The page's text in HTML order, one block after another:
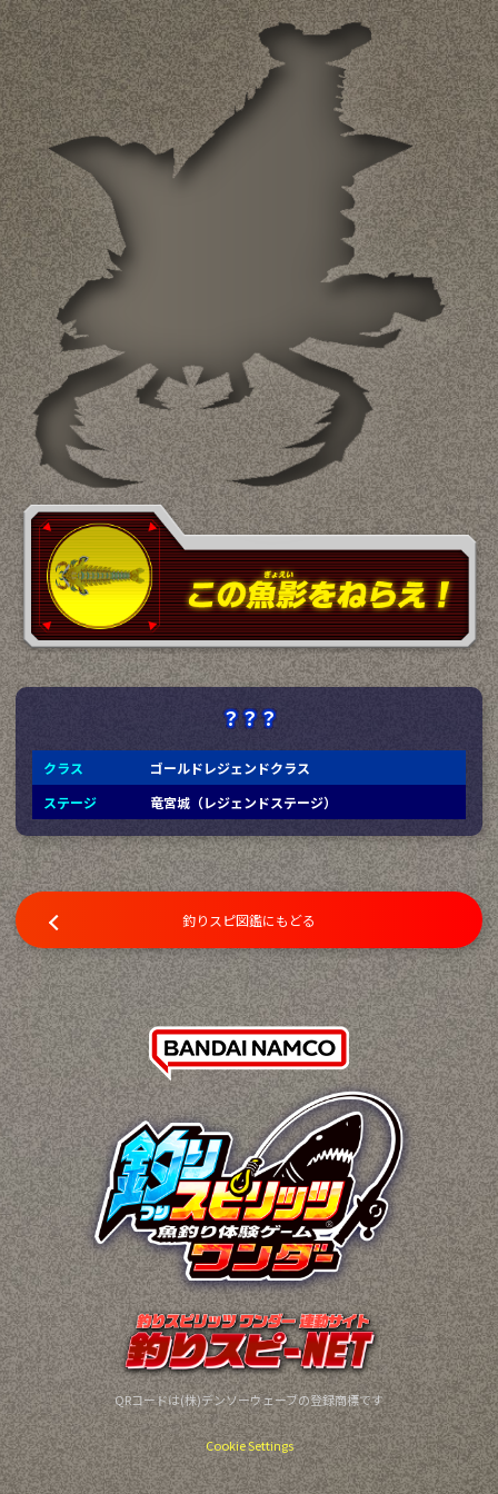
？？？
クラス
ゴールドレジェンドクラス
ステージ
竜宮城（レジェンドステージ）
釣りスピ図鑑にもどる
QRコードは(株)デンソーウェーブの登録商標です
Cookie Settings